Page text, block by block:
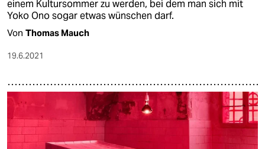
einem Kultursommer zu werden, bei dem man sich mit
Yoko Ono sogar etwas wünschen darf.
Von Thomas Mauch
19.6.2021